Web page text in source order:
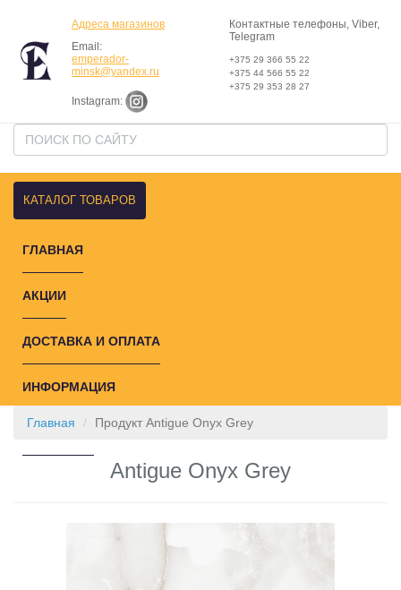
Адреса магазинов
Email:
emperador-
minsk@yandex.ru
Instagram:
Контактные телефоны, Viber,
Telegram
+375 29 366 55 22
+375 44 566 55 22
+375 29 353 28 27
КАТАЛОГ ТОВАРОВ
ГЛАВНАЯ
АКЦИИ
ДОСТАВКА И ОПЛАТА
ИНФОРМАЦИЯ
Главная Продукт Antigue Onyx Grey
Antigue Onyx Grey